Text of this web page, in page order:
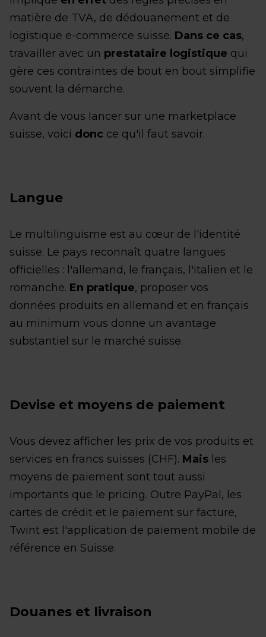
matière de TVA, de dédouanement et de
logistique e-commerce suisse. Dans ce cas,
travailler avec un prestataire logistique qui
gère ces contraintes de bout en bout simplifie
souvent la démarche.
Avant de vous lancer sur une marketplace
suisse, voici donc ce qu'il faut savoir.
Langue
Le multilinguisme est au cœur de l'identité
suisse. Le pays reconnaît quatre langues
officielles : l'allemand, le français, l'italien et le
romanche. En pratique, proposer vos
données produits en allemand et en français
au minimum vous donne un avantage
substantiel sur le marché suisse.
Devise et moyens de paiement
Vous devez afficher les prix de vos produits et
services en francs suisses (CHF). Mais les
moyens de paiement sont tout aussi
importants que le pricing. Outre PayPal, les
cartes de crédit et le paiement sur facture,
Twint est l'application de paiement mobile de
référence en Suisse.
Douanes et livraison